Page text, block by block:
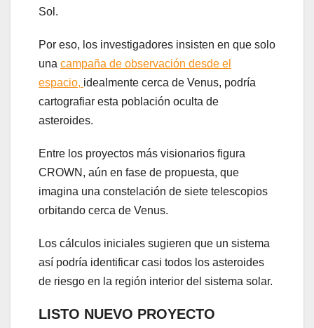
Sol.
Por eso, los investigadores insisten en que solo
una campaña de observación desde el
espacio, idealmente cerca de Venus, podría
cartografiar esta población oculta de
asteroides.
Entre los proyectos más visionarios figura
CROWN, aún en fase de propuesta, que
imagina una constelación de siete telescopios
orbitando cerca de Venus.
Los cálculos iniciales sugieren que un sistema
así podría identificar casi todos los asteroides
de riesgo en la región interior del sistema solar.
LISTO NUEVO PROYECTO